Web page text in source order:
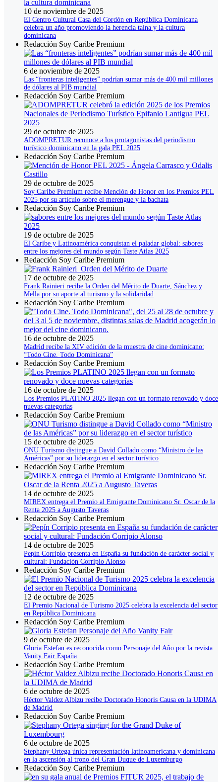
10 de noviembre de 2025
El Centro Cultural Casa del Cordón en República Dominicana
celebra un año promoviendo la herencia taína y la cultura
dominicana
Redacción Soy Caribe Premium
6 de noviembre de 2025
Las “fronteras inteligentes” podrían sumar más de 400 mil millones
de dólares al PIB mundial
Redacción Soy Caribe Premium
29 de octubre de 2025
ADOMPRETUR reconoce a los protagonistas del periodismo
turístico dominicano en la gala PEL 2025
Redacción Soy Caribe Premium
29 de octubre de 2025
Soy Caribe Premium recibe Mención de Honor en los Premios PEL
2025 por su artículo sobre el merengue y la bachata
Redacción Soy Caribe Premium
19 de octubre de 2025
El Caribe y Latinoamérica conquistan el paladar global: sabores
entre los mejores del mundo según Taste Atlas 2025
Redacción Soy Caribe Premium
17 de octubre de 2025
Frank Rainieri recibe la Orden del Mérito de Duarte, Sánchez y
Mella por su aporte al turismo y la solidaridad
Redacción Soy Caribe Premium
16 de octubre de 2025
Madrid recibe la XIV edición de la muestra de cine dominicano:
“Todo Cine. Todo Dominicana”
Redacción Soy Caribe Premium
16 de octubre de 2025
Los Premios PLATINO 2025 llegan con un formato renovado y doce
nuevas categorías
Redacción Soy Caribe Premium
15 de octubre de 2025
ONU Turismo distingue a David Collado como “Ministro de las
Américas” por su liderazgo en el sector turístico
Redacción Soy Caribe Premium
14 de octubre de 2025
MIREX entrega el Premio al Emigrante Dominicano Sr. Oscar de la
Renta 2025 a Augusto Taveras
Redacción Soy Caribe Premium
14 de octubre de 2025
Pepín Corripio presenta en España su fundación de carácter social y
cultural: Fundación Corripio Alonso
Redacción Soy Caribe Premium
12 de octubre de 2025
El Premio Nacional de Turismo 2025 celebra la excelencia del sector
en República Dominicana
Redacción Soy Caribe Premium
9 de octubre de 2025
Gloria Estefan es reconocida como Personaje del Año por la revista
Vanity Fair España
Redacción Soy Caribe Premium
6 de octubre de 2025
Héctor Valdez Albizu recibe Doctorado Honoris Causa en la UDIMA
de Madrid
Redacción Soy Caribe Premium
6 de octubre de 2025
Stephany Ortega única representación latinoamericana y dominicana
en la ascensión al trono del Gran Duque de Luxemburgo
Redacción Soy Caribe Premium